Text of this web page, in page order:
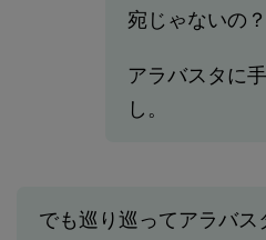
宛じゃないの？
アラバスタに
し。
でも巡り巡ってアラバス